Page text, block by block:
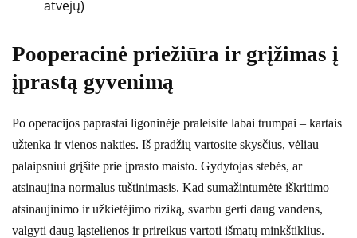
atvejų)
Pooperacinė priežiūra ir grįžimas į
įprastą gyvenimą
Po operacijos paprastai ligoninėje praleisite labai trumpai – kartais
užtenka ir vienos nakties. Iš pradžių vartosite skysčius, vėliau
palaipsniui grįšite prie įprasto maisto. Gydytojas stebės, ar
atsinaujina normalus tuštinimasis. Kad sumažintumėte iškritimo
atsinaujinimo ir užkietėjimo riziką, svarbu gerti daug vandens,
valgyti daug ląstelienos ir prireikus vartoti išmatų minkštiklius.